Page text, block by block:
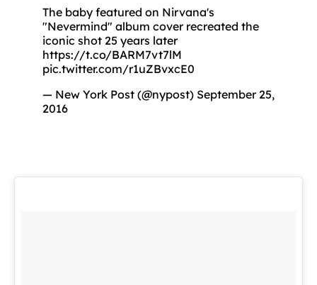
The baby featured on Nirvana's
"Nevermind" album cover recreated the
iconic shot 25 years later
https://t.co/BARM7vt7lM
pic.twitter.com/r1uZBvxcE0
— New York Post (@nypost) September 25,
2016